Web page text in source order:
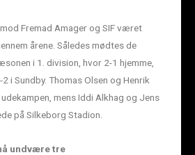
Fremad Amager og SIF været
årene. Således mødtes de
i 1. division, hvor 2-1 hjemme,
i Sundby. Thomas Olsen og Henrik
mens Iddi Alkhag og Jens
på Silkeborg Stadion.
undvære tre